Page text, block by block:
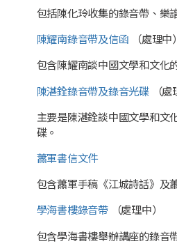
包括陳化玲收集的錄音帶、樂
陳耀南錄音帶及信函 （處理中）
包含陳耀南談中國文學和文化
陳湛銓錄音帶及錄音光碟（處
主要是陳湛銓談中國文學和文
碟。
蕭軍書信文件
包含蕭軍手稿《江城詩話》及
學海書樓錄音帶（處理中）
包含學海書樓舉辦講座的錄音